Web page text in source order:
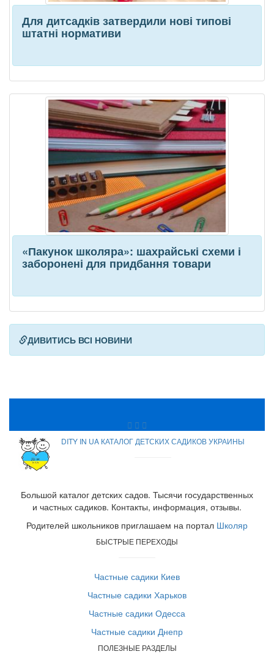
Для дитсадків затвердили нові типові
штатні нормативи
«Пакунок школяра»: шахрайські схеми і
заборонені для придбання товари
ДИВИТИСЬ ВСІ НОВИНИ
DITY IN UA КАТАЛОГ ДЕТСКИХ САДИКОВ УКРАИНЫ
Большой каталог детских садов. Тысячи государственных
и частных садиков. Контакты, информация, отзывы.
Родителей школьников приглашаем на портал Школяр
БЫСТРЫЕ ПЕРЕХОДЫ
Частные садики Киев
Частные садики Харьков
Частные садики Одесса
Частные садики Днепр
ПОЛЕЗНЫЕ РАЗДЕЛЫ